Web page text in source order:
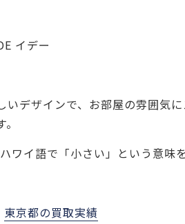
イデー
いデザインで、お部屋の雰囲気
ワイ語で「小さい」という意味
東京都の買取実績